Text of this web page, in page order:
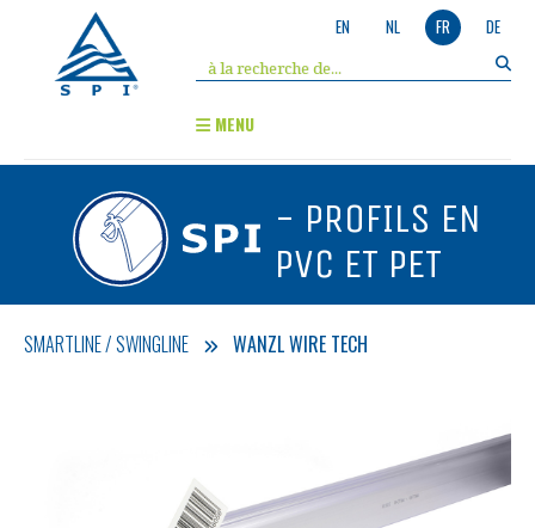
EN NL FR DE
MENU
- PROFILS EN
PVC ET PET
SMARTLINE / SWINGLINE WANZL WIRE TECH